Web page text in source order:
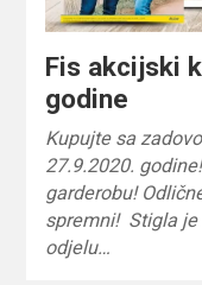
Fis akcijski
godine
Kupujte sa
27.9.2020.
garderobu!
spremni! Stigla
odjelu…